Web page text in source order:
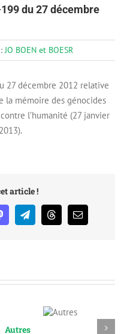
du 27 décembre
JO BOEN et BOESR
27 décembre 2012 relative
la mémoire des génocides
l’humanité (27 janvier
article !
TelegramThreadsEmail
Autres